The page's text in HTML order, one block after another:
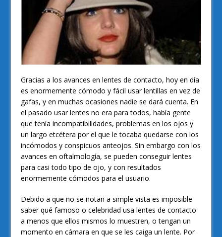
Gracias a los avances en lentes de contacto, hoy en día
es enormemente cómodo y fácil usar lentillas en vez de
gafas, y en muchas ocasiones nadie se dará cuenta. En
el pasado usar lentes no era para todos, había gente
que tenía incompatibilidades, problemas en los ojos y
un largo etcétera por el que le tocaba quedarse con los
incómodos y conspicuos anteojos. Sin embargo con los
avances en oftalmología, se pueden conseguir lentes
para casi todo tipo de ojo, y con resultados
enormemente cómodos para el usuario.
Debido a que no se notan a simple vista es imposible
saber qué famoso o celebridad usa lentes de contacto
a menos que ellos mismos lo muestren, o tengan un
momento en cámara en que se les caiga un lente. Por